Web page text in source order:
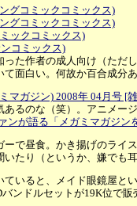
グコミックコミックス)
グコミックコミックス)
ックコミックス)
コミックス)
た作者の成人向け（ただ
面白い。何故か百合成分あ
マガジン) 2008年 04月号 [
るのな（笑）。アニメー
ンが語る「メガミマガジン
で昼食。かき揚げのライ
いたり（というか、嫌でも
いると、メイド眼鏡屋と
ンドルセットが19K位で